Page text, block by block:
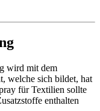
wird mit dem
welche sich bildet, hat
für Textilien sollte
enthalten